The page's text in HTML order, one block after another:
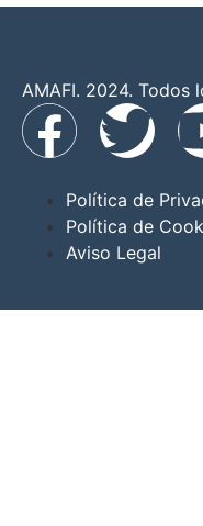
AMAFI. 2024. Todos
Política de
Política de
Aviso Legal